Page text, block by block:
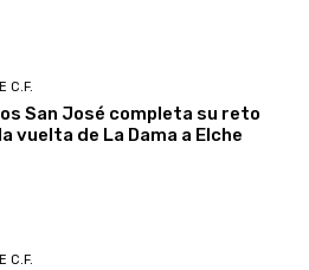
C.F.
San José completa su reto
vuelta de La Dama a Elche
C.F.